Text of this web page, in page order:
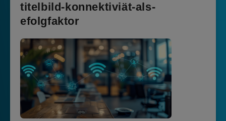
titelbild-konnektiviät-als-
efolgfaktor